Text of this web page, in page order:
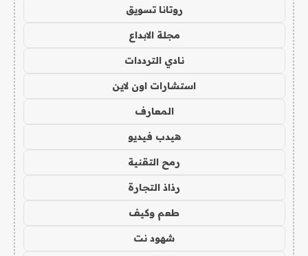
روتانا تسويق
مجلة الابداع
نادي الترددات
استشارات اون لاين
المعارف
هيدب فيديو
رمح التقنية
رذاذ التجارة
طعم وكيف
شهود نت